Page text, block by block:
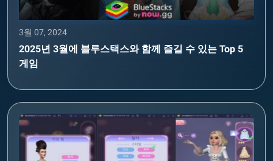
3월 07, 2024
2025년 3월에 블루스택스와 함께 즐길 수 있는 Top 5
게임